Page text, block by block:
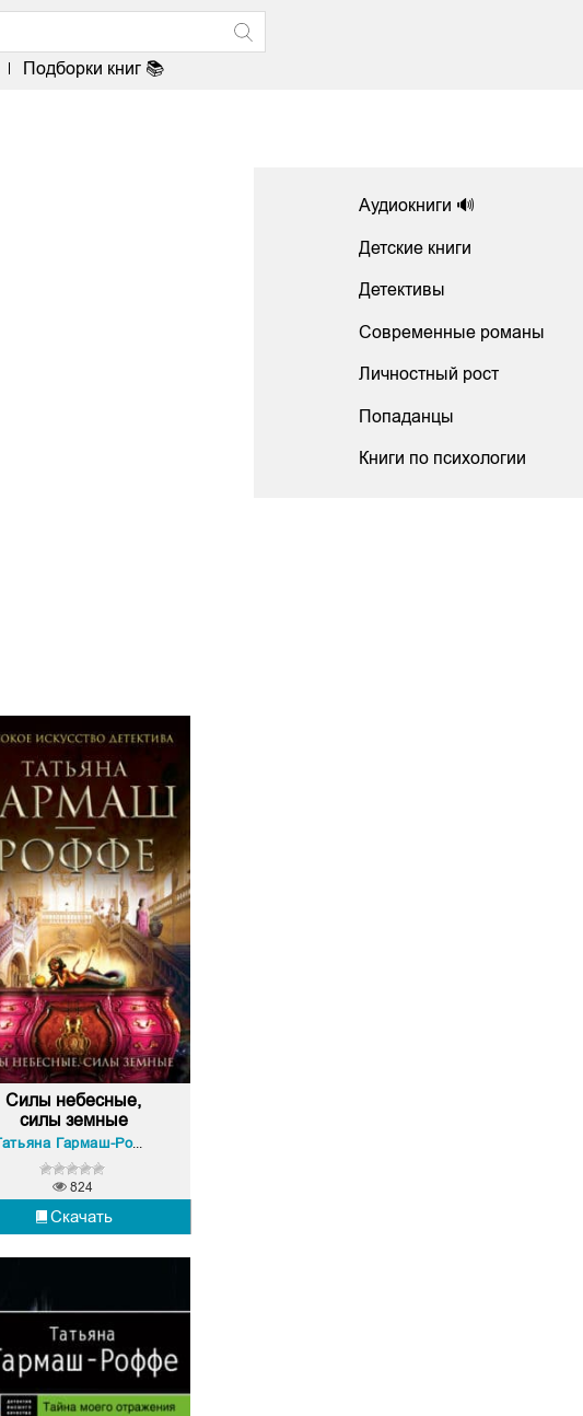
Подборки книг 📚
Силы небесные,
силы земные
Татьяна Гармаш-Роффе
Скачать
824
Аудиокниги 🔊
Детские книги
Детективы
Современные романы
Личностный рост
Попаданцы
Книги по психологии